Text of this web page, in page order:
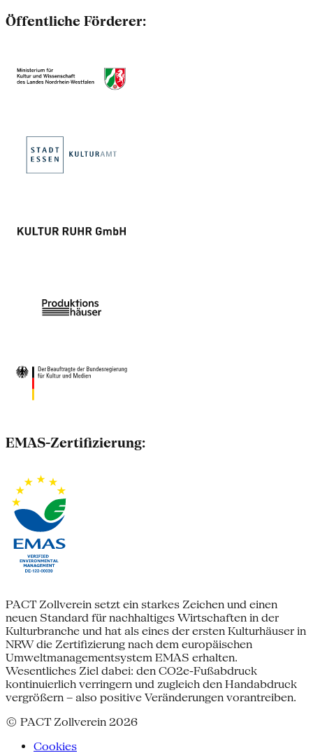
Öffentliche Förderer:
EMAS-Zertifizierung:
PACT Zollverein setzt ein starkes Zeichen und einen
neuen Standard für nachhaltiges Wirtschaften in der
Kulturbranche und hat als eines der ersten Kulturhäuser in
NRW die Zertifizierung nach dem europäischen
Umweltmanagementsystem EMAS erhalten.
Wesentliches Ziel dabei: den CO2e-Fußabdruck
kontinuierlich verringern und zugleich den Handabdruck
vergrößern – also positive Veränderungen vorantreiben.
© PACT Zollverein 2026
Cookies